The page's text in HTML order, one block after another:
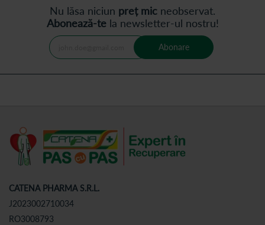
Nu lăsa niciun preț mic neobservat.
Abonează-tela newsletter-ul nostru!
Abonare
CATENA PHARMA S.R.L.
J2023002710034
RO3008793